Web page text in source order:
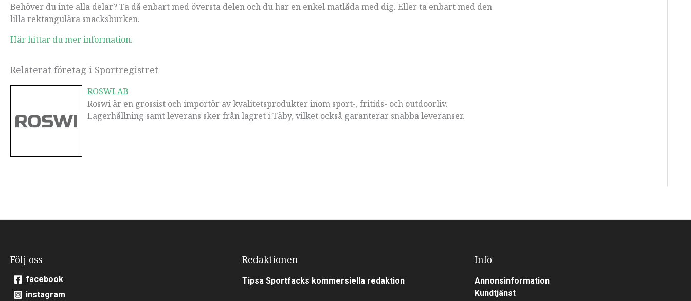
Behöver du inte alla delar? Ta då enbart med översta delen och du har en enkel matlåda med dig. Eller ta enbart med den
lilla rektangulära snacksburken.
Här hittar du mer information.
Relaterat företag i Sportregistret
ROSWI AB
Roswi är en grossist och importör av kvalitetsprodukter inom sport-, fritids- och outdoorliv.
Lagerhållning samt leverans sker från lagret i Täby, vilket också garanterar snabba leveranser.
Följ oss
facebook
instagram
Redaktionen
Tipsa Sportfacks kommersiella redaktion
Info
Annonsinformation
Kundtjänst